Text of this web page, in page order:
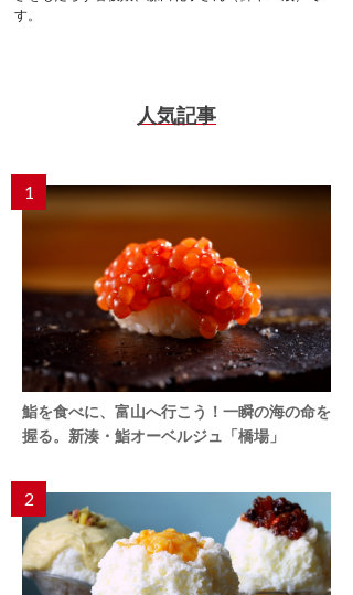
す。
人気記事
1
鮨を食べに、富山へ行こう！一瞬の海の命を
握る。新湊・鮨オーベルジュ「橋場」
2